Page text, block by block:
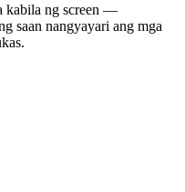
kabila ng screen —
saan nangyayari ang mga